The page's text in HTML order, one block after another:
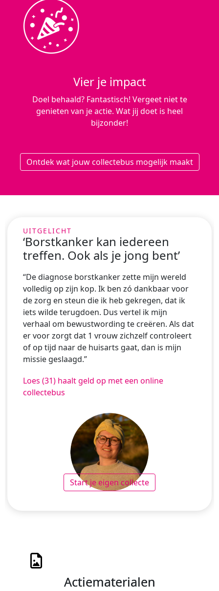
Vier je impact
Doel behaald? Fantastisch! Vergeet niet te
genieten van je actie. Wat jij doet is heel
bijzonder!
Ontdek wat jouw collectebus mogelijk maakt
‘Borstkanker kan iedereen
treffen. Ook als je jong bent’
“De diagnose borstkanker zette mijn wereld
volledig op zijn kop. Ik ben zó dankbaar voor
de zorg en steun die ik heb gekregen, dat ik
iets wilde terugdoen. Dus vertel ik mijn
verhaal om bewustwording te creëren. Als dat
er voor zorgt dat 1 vrouw zichzelf controleert
of op tijd naar de huisarts gaat, dan is mijn
missie geslaagd.”
Loes (31) haalt geld op met een online
collectebus
Start je eigen collecte
Actiematerialen